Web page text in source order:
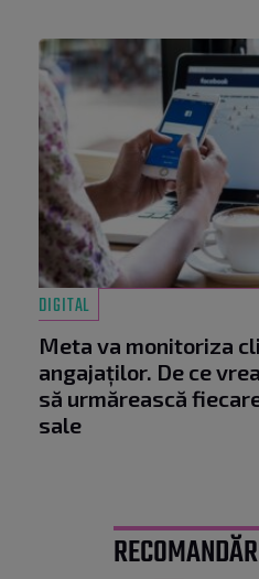
DIGITAL
Meta va monitoriza
angajaților. De ce
să urmărească
sale